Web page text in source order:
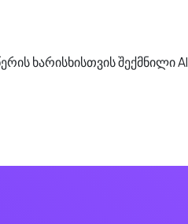
ხარისხისთვის შექმნილი AI